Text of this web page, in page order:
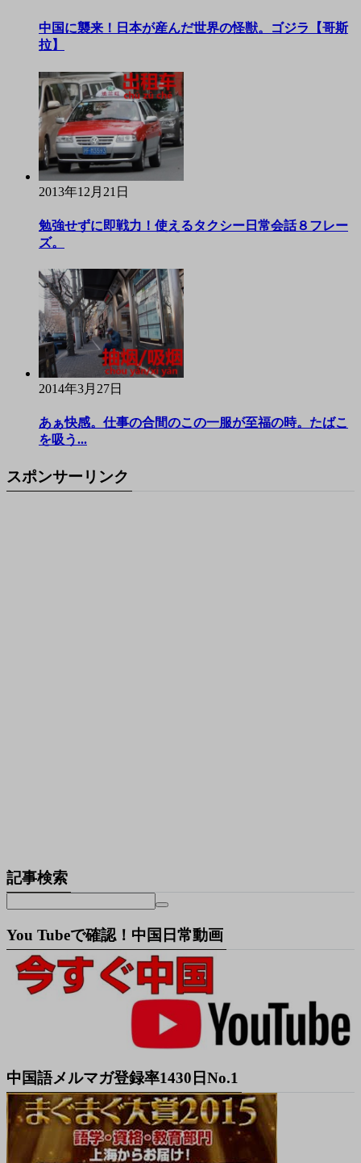
中国に襲来！日本が産んだ世界の怪獣。ゴジラ【哥斯
拉】
2013年12月21日
勉強せずに即戦力！使えるタクシー日常会話８フレー
ズ。
2014年3月27日
あぁ快感。仕事の合間のこの一服が至福の時。たばこ
を吸う...
スポンサーリンク
記事検索
You Tubeで確認！中国日常動画
中国語メルマガ登録率1430日No.1